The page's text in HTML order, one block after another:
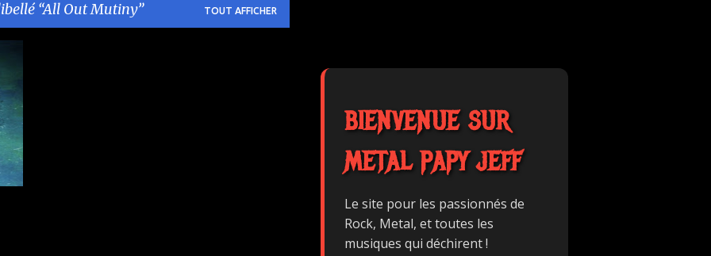
All Out Mutiny TOUT AFFICHER
BIENVENUE SUR
METAL PAPY JEFF
Le site pour les passionnés de
Rock, Metal, et toutes les
musiques qui déchirent !